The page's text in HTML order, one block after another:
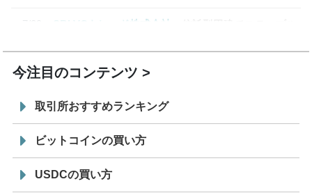
7/29
SBI VCトレード株式会社
信託型円建てステーブル
今注目のコンテンツ
取引所おすすめランキング
ビットコインの買い方
USDCの買い方